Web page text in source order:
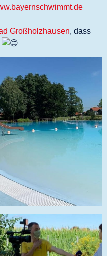
Großholzhausen, dass